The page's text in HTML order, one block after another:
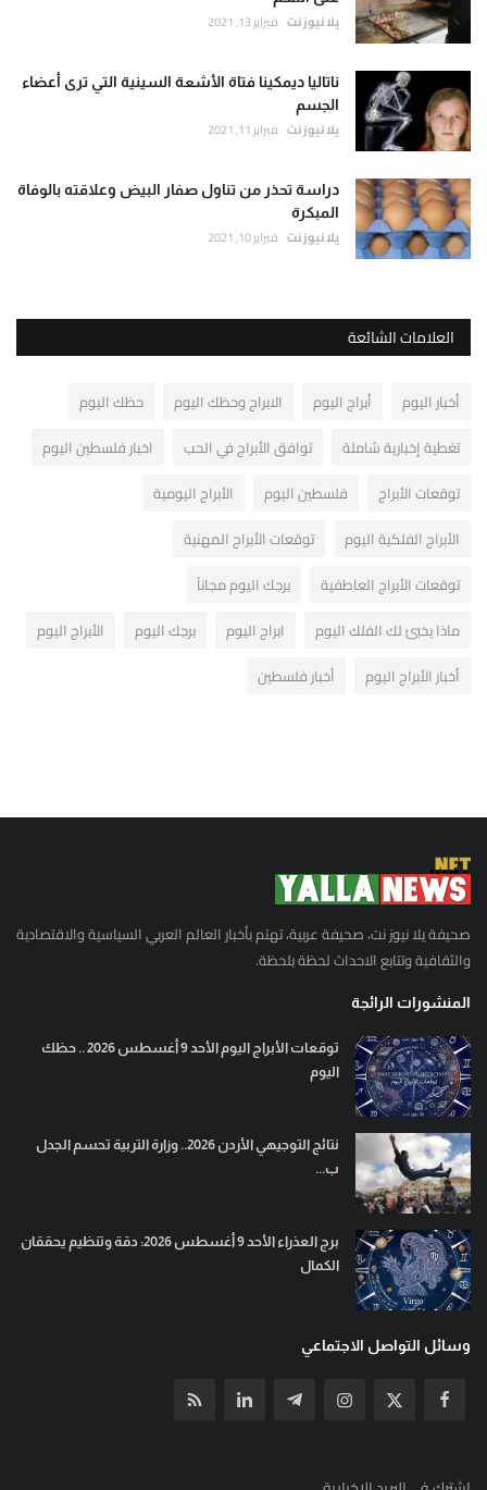
يلا نيوز نت فبراير 13, 2021
ناتاليا ديمكينا فتاة الأشعة السينية التي ترى أعضاء
الجسم
يلا نيوز نت فبراير 11, 2021
دراسة تحذر من تناول صفار البيض وعلاقته بالوفاة
المبكرة
يلا نيوز نت فبراير 10, 2021
العلامات الشائعة
أخبار اليوم أبراج اليوم الابراج وحظك اليوم
حظك اليوم
تغطية إخبارية شاملة
توافق الأبراج في الحب
اخبار فلسطين اليوم
توقعات الأبراج
فلسطين اليوم
الأبراج اليومية
الأبراج الفلكية اليوم
توقعات الأبراج المهنية
توقعات الأبراج العاطفية
برجك اليوم مجاناً
ماذا يخبئ لك الفلك اليوم
ابراج اليوم برجك اليوم
الأبراج اليوم
أخبار الأبراج اليوم
أخبار فلسطين
صحيفة يلا نيوز نت، صحيفة عربية، تهتم بأخبار العالم العربي السياسية والاقتصادية
والثقافية وتتابع الاحداث لحظة بلحظة.
المنشورات الرائجة
توقعات الأبراج اليوم الأحد 9 أغسطس 2026 .. حظك
اليوم
نتائج التوجيهي الأردن 2026.. وزارة التربية تحسم الجدل
ب...
برج العذراء الأحد 9 أغسطس 2026: دقة وتنظيم يحققان
الكمال
وسائل التواصل الاجتماعي